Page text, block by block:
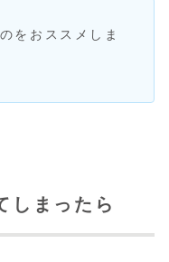
をおススメしま
しまったら